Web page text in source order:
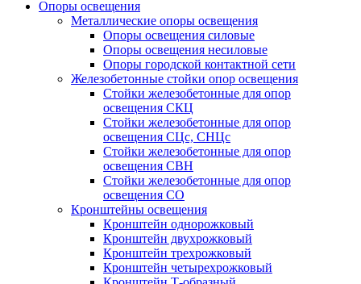
Опоры освещения
Металлические опоры освещения
Опоры освещения силовые
Опоры освещения несиловые
Опоры городской контактной сети
Железобетонные стойки опор освещения
Стойки железобетонные для опор
освещения СКЦ
Стойки железобетонные для опор
освещения СЦс, СНЦс
Стойки железобетонные для опор
освещения СВН
Стойки железобетонные для опор
освещения СО
Кронштейны освещения
Кронштейн однорожковый
Кронштейн двухрожковый
Кронштейн трехрожковый
Кронштейн четырехрожковый